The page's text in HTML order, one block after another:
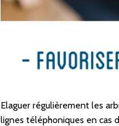
Elaguer régulièrement les
lignes téléphoniques en cas